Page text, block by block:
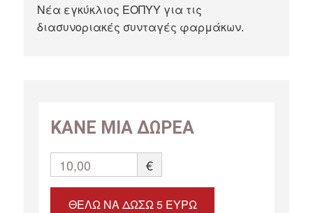
Νέα εγκύκλιος ΕΟΠΥΥ για τις
διασυνοριακές συνταγές φαρμάκων.
ΚΑΝΕ ΜΙΑ ΔΩΡΕΑ
10,00 €
ΘΈΛΩ ΝΑ ΔΏΣΩ 5 ΕΥΡΏ